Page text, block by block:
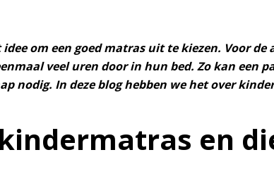
om een goed matras uit te kiezen. Voor
veel uren door in hun bed. Zo kan een
nodig. In deze blog hebben we het over
en